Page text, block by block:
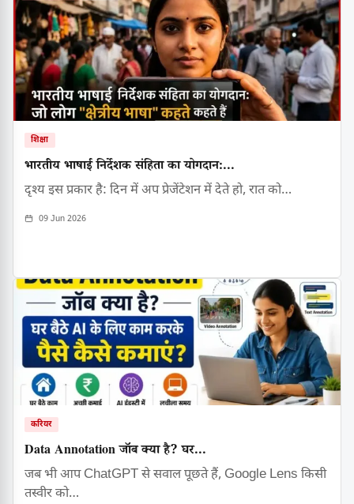
शिक्षा
भारतीय भाषाई निर्देशक संहिता का योगदान:...
दृश्य इस प्रकार है: दिन में अप प्रेजेंटेशन में देते हो, रात को…
09 Jun 2026
करियर
Data Annotation जॉब क्या है? घर...
जब भी आप ChatGPT से सवाल पूछते हैं, Google Lens किसी
तस्वीर को…